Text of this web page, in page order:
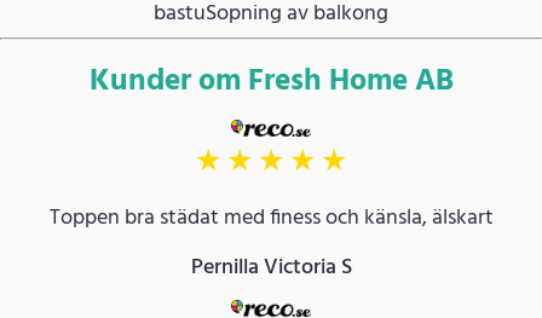
bastuSopning av balkong
Kunder om Fresh Home AB
★★★★★
Toppen bra städat med finess och känsla, älskart
Pernilla Victoria S